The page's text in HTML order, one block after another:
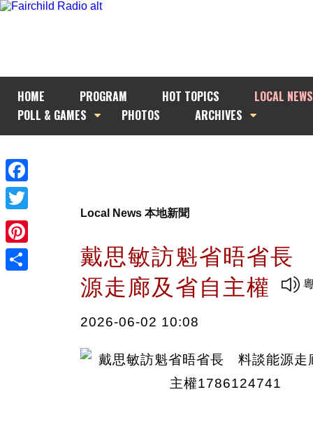
HOME PROGRAM HOT TOPICS
LOCAL NEWS
POLL & GAMES
PHOTOS ARCHIVES
Facebook
Twitter
Pinterest
Local News 本地新聞
戴思敏訪魁省晤省
源走廊及省自主權
2026-06-02 10:08